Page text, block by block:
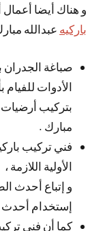
و هناك أيضا أعمال
باركيه عبدالله
صباغة
الأدوات للفيام
بتركيب أرضيات
مبارك .
فني تركيب
الأولية اللازمة ،
و إتباع أحدث
إستخدام أحدث
كما أن فني